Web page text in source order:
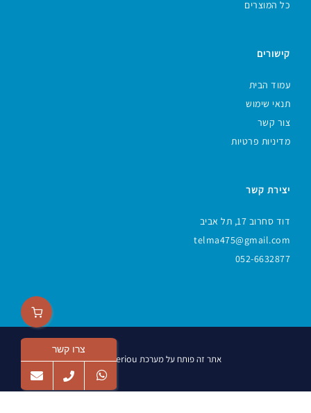
כל המוצרים
קישורים
עמוד הבית
תנאי שימוש
צור קשר
מדיניות פרטיות
יצירת קשר
דוד סחרוב 17, תל אביב
telma475@gmail.com
052-6632877
אתר זה פותח על מערכת Veriou
צרו קשר